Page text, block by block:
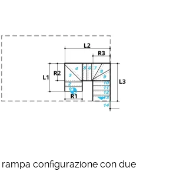
rampa configurazione con due